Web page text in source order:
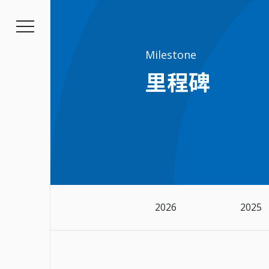
招募资讯
Milestone
里程碑
2026 2025